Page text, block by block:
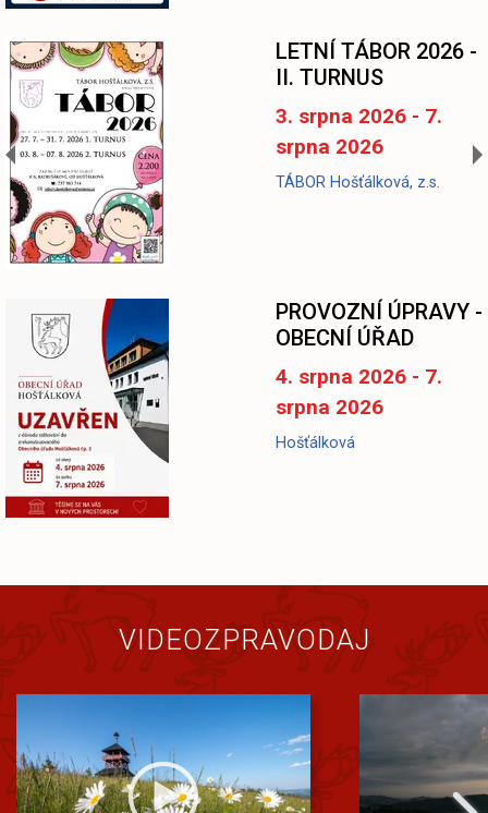
LETNÍ TÁBOR 2026 -
II. TURNUS
3. srpna 2026 - 7.
srpna 2026
TÁBOR Hošťálková, z.s.
PROVOZNÍ ÚPRAVY -
OBECNÍ ÚŘAD
4. srpna 2026 - 7.
srpna 2026
Hošťálková
VIDEOZPRAVODAJ